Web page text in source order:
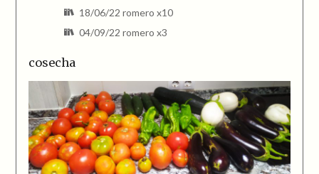
18/06/22 romero x10
04/09/22 romero x3
cosecha